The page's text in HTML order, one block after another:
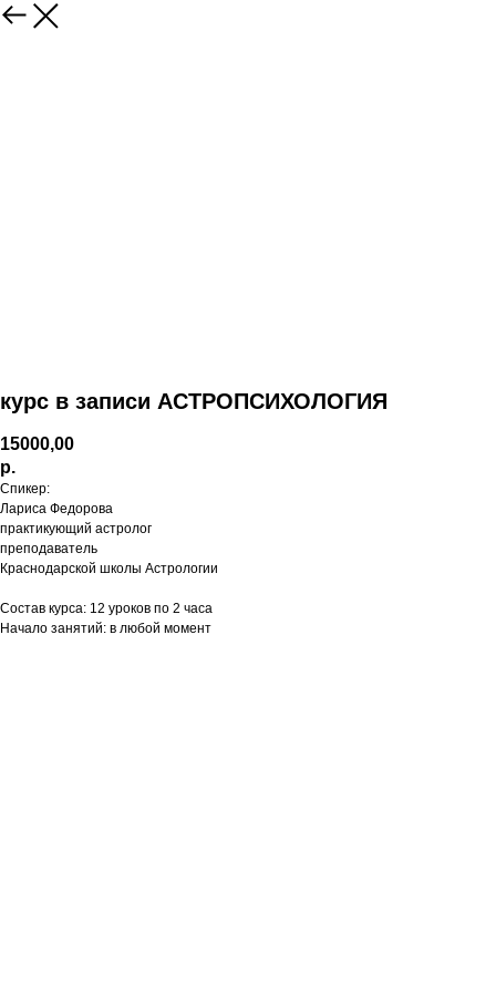
курс в записи АСТРОПСИХОЛОГИЯ
15000,00
р.
Спикер:
Лариса Федорова
практикующий астролог
преподаватель
Краснодарской школы Астрологии
Состав курса: 12 уроков по 2 часа
Начало занятий: в любой момент